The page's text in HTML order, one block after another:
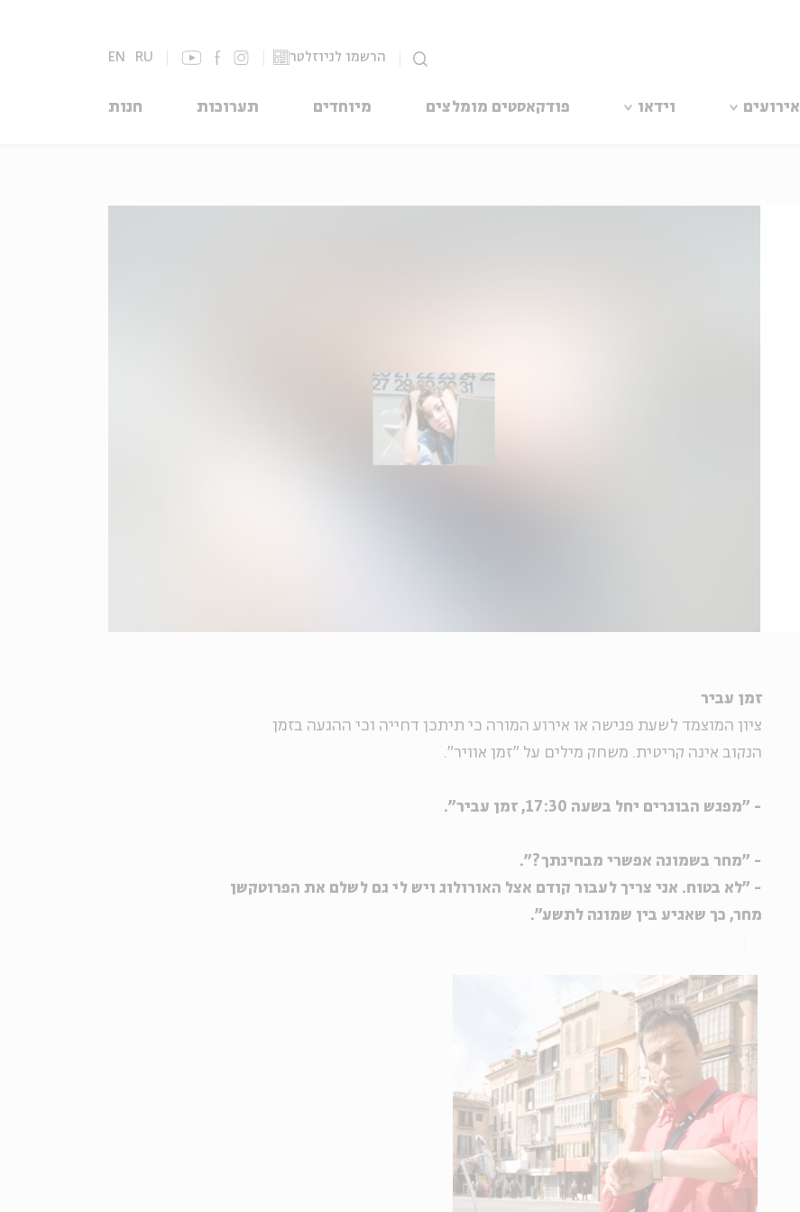
הרשמו לניוזלטר EN RU
אירועים וידאו פודקאסטים מומלצים מיוחדים תערוכות חנות
זמן עביר
ציון המוצמד לשעת פגישה או אירוע המורה כי תיתכן דחייה וכי ההגעה בזמן
הנקוב אינה קריטית. משחק מילים על "זמן אוויר".
- "מפגש הבוגרים יחל בשעה 17:30, זמן עביר".
- "מחר בשמונה אפשרי מבחינתך?".
- "לא בטוח. אני צריך לעבור קודם אצל האורולוג ויש לי גם לשלם את הפרוטקשן
מחר, כך שאגיע בין שמונה לתשע".